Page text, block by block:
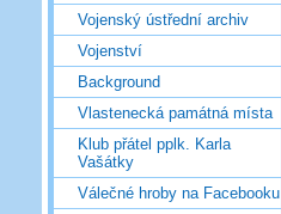
Vojenský ústřední archiv
Vojenství
Background
Vlastenecká památná místa
Klub přátel pplk. Karla
Vašátky
Válečné hroby na Facebooku